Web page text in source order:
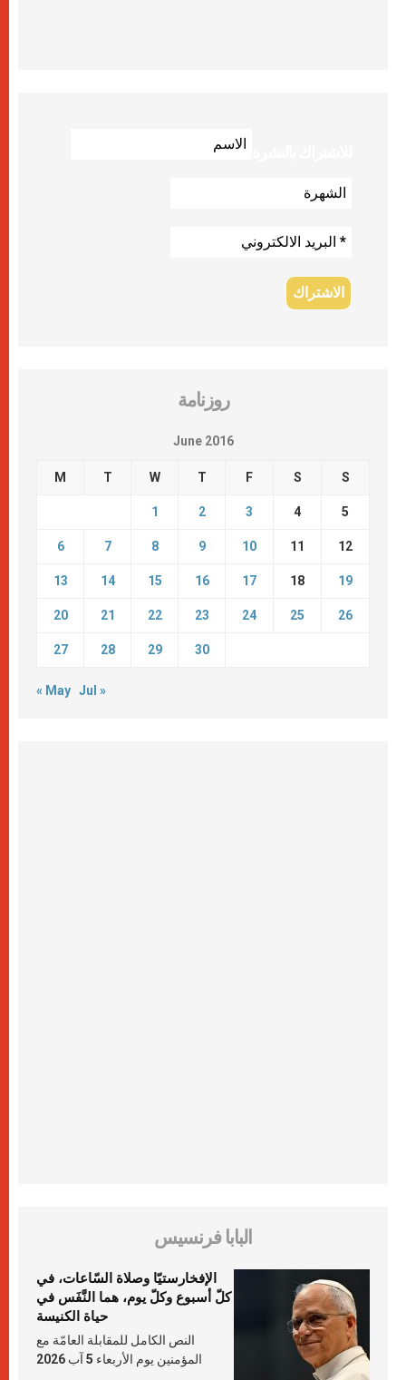
روزنامة
June 2016
M T W T F S S
1 2 3 4 5
6 7 8 9 10 11 12
13 14 15 16 17 18 19
20 21 22 23 24 25 26
27 28 29 30
« May Jul »
البابا فرنسيس
الإفخارستيّا وصلاة السّاعات، في
كلّ أسبوع وكلّ يوم، هما النَّفَس في
حياة الكنيسة
النص الكامل للمقابلة العامّة مع
المؤمنين يوم الأربعاء 5 آب 2026